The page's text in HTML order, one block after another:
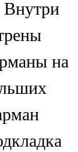
Внутри
на